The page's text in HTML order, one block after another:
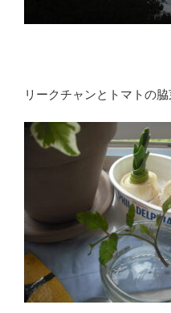
リークチャンとトマトの